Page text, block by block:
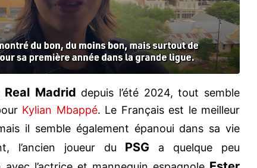
Real Madrid depuis l’été 2024, tout semble
Kylian Mbappé. Le Français est le meilleur
il semble également épanoui dans sa vie
l’ancien joueur du PSG a quelque peu